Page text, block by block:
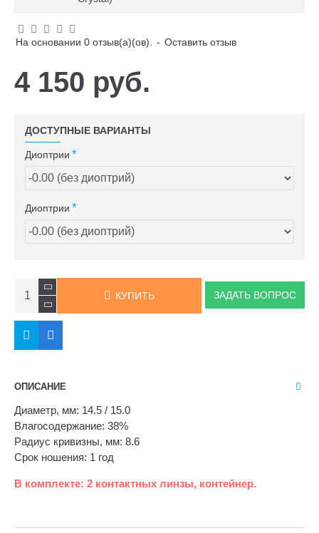
На основании 0 отзыв(а)(ов). - Оставить отзыв
4 150 руб.
ДОСТУПНЫЕ ВАРИАНТЫ
Диоптрии
Диоптрии
КУПИТЬ ЗАДАТЬ ВОПРОС
ОПИСАНИЕ
Диаметр, мм: 14.5 / 15.0
Влагосодержание: 38%
Радиус кривизны, мм: 8.6
Cрок ношения: 1 год
В комплекте: 2 контактных линзы, контейнер.